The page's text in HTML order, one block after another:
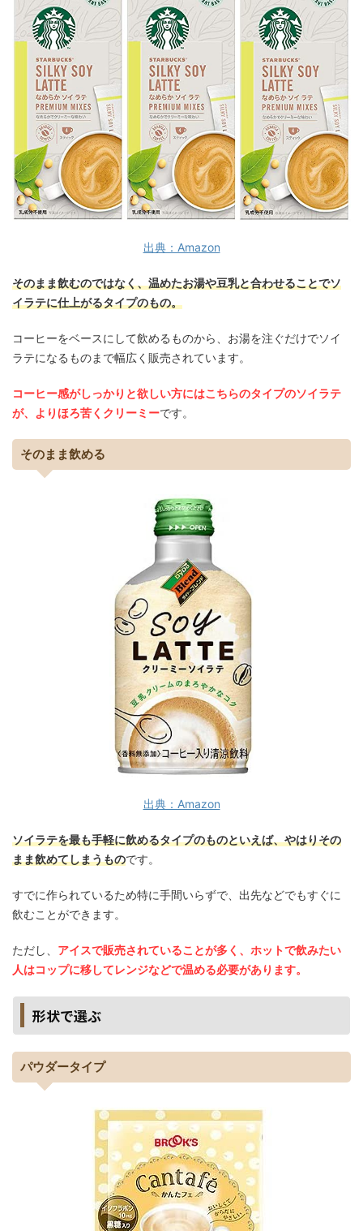
出典：Amazon
そのまま飲むのではなく、温めたお湯や豆乳と合わせることでソ
イラテに仕上がるタイプのもの。
コーヒーをベースにして飲めるものから、お湯を注ぐだけでソイ
ラテになるものまで幅広く販売されています。
コーヒー感がしっかりと欲しい方にはこちらのタイプのソイラテ
が、よりほろ苦くクリーミーです。
そのまま飲める
出典：Amazon
ソイラテを最も手軽に飲めるタイプのものといえば、やはりその
まま飲めてしまうものです。
すでに作られているため特に手間いらずで、出先などでもすぐに
飲むことができます。
ただし、 アイスで販売されていることが多く、ホットで飲みたい
人はコップに移してレンジなどで温める必要があります。
形状で選ぶ
パウダータイプ